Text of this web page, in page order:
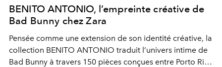
BENITO ANTONIO, l’empreinte créative de
Bad Bunny chez Zara
Pensée comme une extension de son identité créative, la
collection BENITO ANTONIO traduit l’univers intime de
Bad Bunny à travers 150 pièces conçues entre Porto Rico